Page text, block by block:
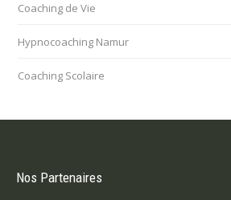
Coaching de Vie
Hypnocoaching Namur
Coaching Scolaire
Nos Partenaires